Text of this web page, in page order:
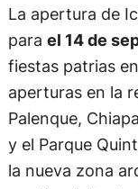
La apertura de
para el 14 de
fiestas patrias
aperturas en la
Palenque,
y el Parque
la nueva zona